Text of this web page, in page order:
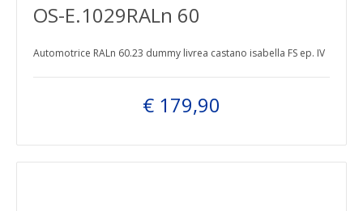
OS-E.1029RALn 60
Automotrice RALn 60.23 dummy livrea castano isabella FS ep. IV
€ 179,90